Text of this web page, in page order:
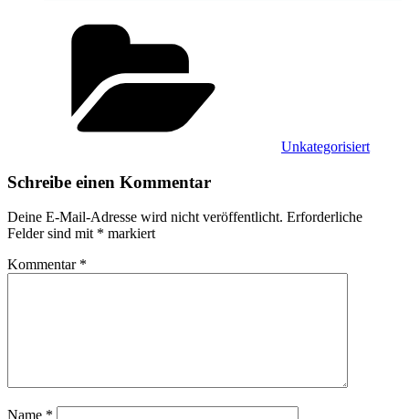
Unkategorisiert
Schreibe einen Kommentar
Deine E-Mail-Adresse wird nicht veröffentlicht. Erforderliche
Felder sind mit * markiert
Kommentar *
Name *